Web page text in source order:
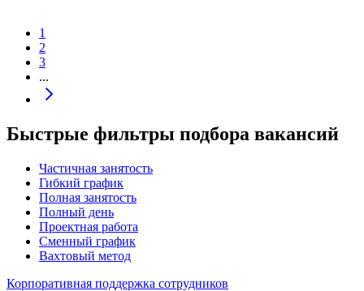
1
2
3
...
Быстрые фильтры подбора вакансий
Частичная занятость
Гибкий график
Полная занятость
Полный день
Проектная работа
Сменный график
Вахтовый метод
Корпоративная поддержка сотрудников